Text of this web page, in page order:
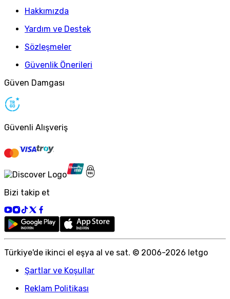
Hakkımızda
Yardım ve Destek
Sözleşmeler
Güvenlik Önerileri
Güven Damgası
Güvenli Alışveriş
Bizi takip et
Türkiye'de ikinci el eşya al ve sat. © 2006-2026 letgo
Şartlar ve Koşullar
Reklam Politikası